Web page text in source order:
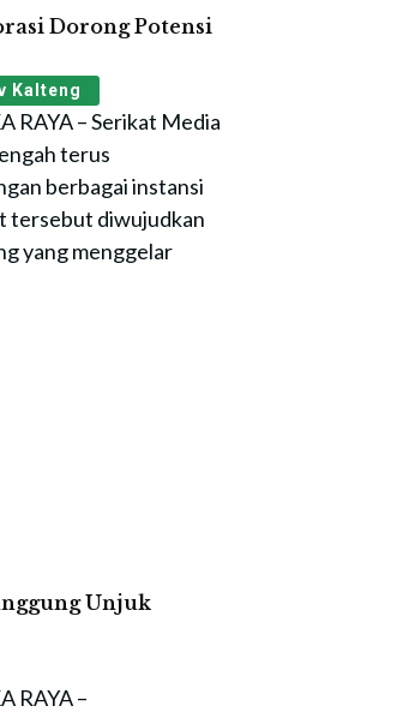
Dorong Potensi
Kalteng
RAYA – Serikat Media
terus
berbagai instansi
tersebut diwujudkan
yang menggelar
Unjuk
RAYA –